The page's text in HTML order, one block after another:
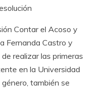
Contar el Acoso y
Fernanda Castro y
realizar las primeras
en la Universidad
también se